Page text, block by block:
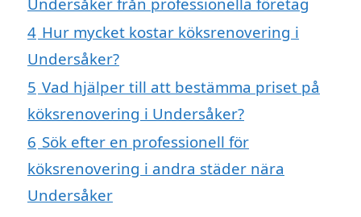
4 Hur mycket kostar köksrenovering i
Undersåker?
5 Vad hjälper till att bestämma priset på
köksrenovering i Undersåker?
6 Sök efter en professionell för
köksrenovering i andra städer nära
Undersåker